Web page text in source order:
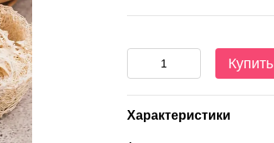
Купить
Характеристики